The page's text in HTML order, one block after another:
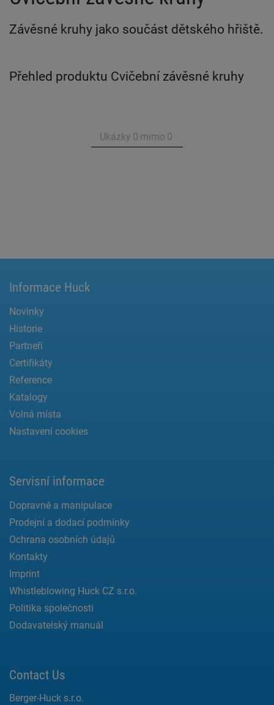
Závěsné kruhy jako součást dětského hřiště.
Přehled produktu Cvičební závěsné kruhy
Ukázky 0 mimo 0
Informace Huck
Novinky
Historie
Partneři
Certifikáty
Reference
Katalogy
Volná místa
Nastavení cookies
Servisní informace
Dopravné a manipulace
Prodejní a dodací podmínky
Ochrana osobních údajů
Kontakty
Imprint
Whistleblowing Huck CZ s.r.o.
Politika společnosti
Dodavatelský manuál
Contact Us
Berger-Huck s.r.o.